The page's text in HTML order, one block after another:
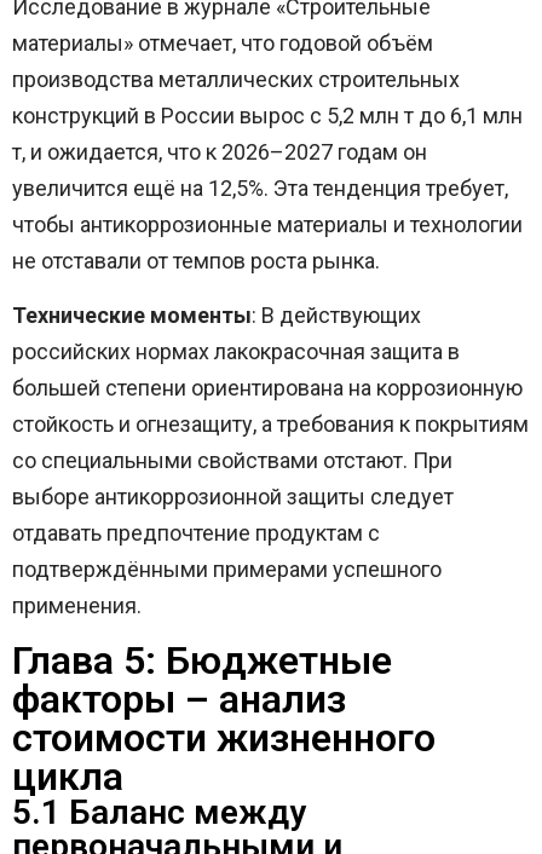
Исследование в журнале «Строительные
материалы» отмечает, что годовой объём
производства металлических строительных
конструкций в России вырос с 5,2 млн т до 6,1 млн
т, и ожидается, что к 2026–2027 годам он
увеличится ещё на 12,5%. Эта тенденция требует,
чтобы антикоррозионные материалы и технологии
не отставали от темпов роста рынка.
Технические моменты: В действующих
российских нормах лакокрасочная защита в
большей степени ориентирована на коррозионную
стойкость и огнезащиту, а требования к покрытиям
со специальными свойствами отстают. При
выборе антикоррозионной защиты следует
отдавать предпочтение продуктам с
подтверждёнными примерами успешного
применения.
Глава 5: Бюджетные
факторы – анализ
стоимости жизненного
цикла
5.1 Баланс между